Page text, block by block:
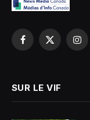
Facebook
X
SUR LE VIF